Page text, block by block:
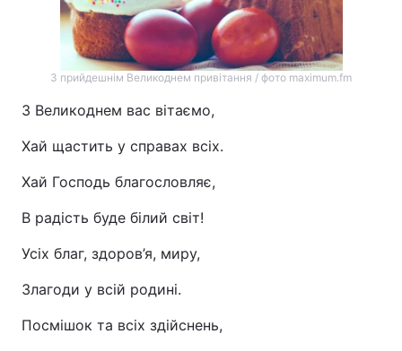
З прийдешнім Великоднем привітання / фото maximum.fm
З Великоднем вас вітаємо,
Хай щастить у справах всіх.
Хай Господь благословляє,
В радість буде білий світ!
Усіх благ, здоров’я, миру,
Злагоди у всій родині.
Посмішок та всіх здійснень,